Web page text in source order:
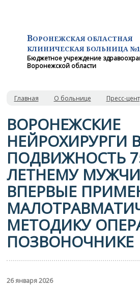
ВОРОНЕЖСКАЯ ОБЛАСТНАЯ
КЛИНИЧЕСКАЯ БОЛЬНИЦА №1
Бюджетное учреждение
Воронежской области
Главная О больнице Пресс-
ВОРОНЕЖСКИЕ
НЕЙРОХИРУРГИ
ПОДВИЖНОСТЬ
ЛЕТНЕМУ
ВПЕРВЫЕ
МЕТОДИКУ
ПОЗВОНОЧНИКЕ
26 января 2026